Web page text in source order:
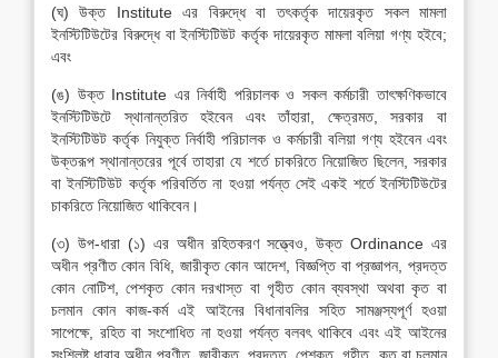
(ঘ) উক্ত Institute এর বিরুদ্ধে বা তৎকর্তৃক দায়েরকৃত সকল মামলা
ইনস্টিটিউটের বিরুদ্ধে বা ইনস্টিটিউট কর্তৃক দায়েরকৃত মামলা বলিয়া গণ্য হইবে;
এবং
(ঙ) উক্ত Institute এর নির্বাহী পরিচালক ও সকল কর্মচারী তাৎক্ষণিকভাবে
ইনস্টিটিউটে স্থানান্তরিত হইবেন এবং তাঁহারা, ক্ষেত্রমত, সরকার বা
ইনস্টিটিউট কর্তৃক নিযুক্ত নির্বাহী পরিচালক ও কর্মচারী বলিয়া গণ্য হইবেন এবং
উক্তরূপ স্থানান্তরের পূর্বে তাহারা যে শর্তে চাকরিতে নিয়োজিত ছিলেন, সরকার
বা ইনস্টিটিউট কর্তৃক পরিবর্তিত না হওয়া পর্যন্ত সেই একই শর্তে ইনস্টিটিউটের
চাকরিতে নিয়োজিত থাকিবেন।
(৩) উপ-ধারা (১) এর অধীন রহিতকরণ সত্ত্বেও, উক্ত Ordinance এর
অধীন প্রণীত কোন বিধি, জারীকৃত কোন আদেশ, বিজ্ঞপ্তি বা প্রজ্ঞাপন, প্রদত্ত
কোন নোটিশ, পেশকৃত কোন দরখাস্ত বা গৃহীত কোন ব্যবস্থা অথবা কৃত বা
চলমান কোন কাজ-কর্ম এই আইনের বিধানাবলির সহিত সামঞ্জস্যপূর্ণ হওয়া
সাপেক্ষে, রহিত বা সংশোধিত না হওয়া পর্যন্ত বলবৎ থাকিবে এবং এই আইনের